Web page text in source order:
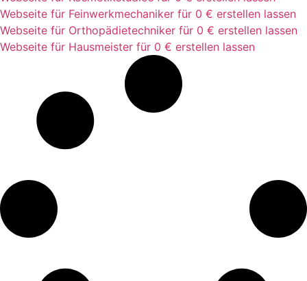
Webseite für Feinwerkmechaniker für 0 € erstellen lassen
Webseite für Orthopädietechniker für 0 € erstellen lassen
Webseite für Hausmeister für 0 € erstellen lassen